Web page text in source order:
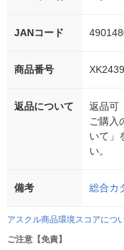
JANコード
商品番号
返品について
返品可
ご購入
いて」
い。
備考 総合カ
アスクル商品環境スコアにつ
ご注意【免責】